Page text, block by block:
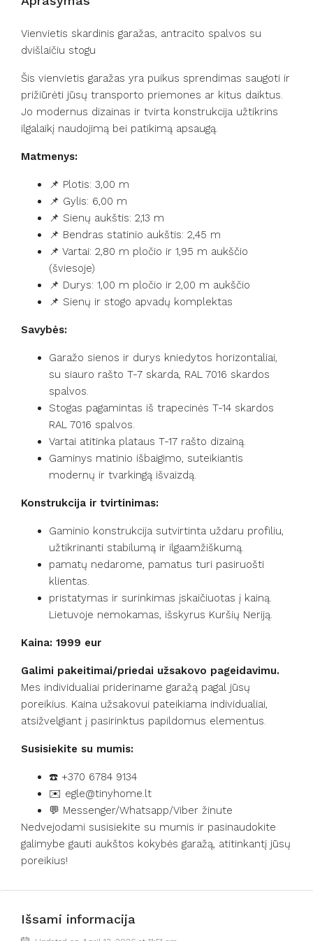
Vienvietis skardinis garažas, antracito spalvos su
dvišlaičiu stogu
Šis vienvietis garažas yra puikus sprendimas saugoti ir
prižiūrėti jūsų transporto priemones ar kitus daiktus.
Jo modernus dizainas ir tvirta konstrukcija užtikrins
ilgalaikį naudojimą bei patikimą apsaugą.
Matmenys:
📌 Plotis: 3,00 m
📌 Gylis: 6,00 m
📌 Sienų aukštis: 2,13 m
📌 Bendras statinio aukštis: 2,45 m
📌 Vartai: 2,80 m pločio ir 1,95 m aukščio
(šviesoje)
📌 Durys: 1,00 m pločio ir 2,00 m aukščio
📌 Sienų ir stogo apvadų komplektas
Savybės:
Garažo sienos ir durys kniedytos horizontaliai,
su siauro rašto T-7 skarda, RAL 7016 skardos
spalvos.
Stogas pagamintas iš trapecinės T-14 skardos
RAL 7016 spalvos.
Vartai atitinka plataus T-17 rašto dizainą.
Gaminys matinio išbaigimo, suteikiantis
modernų ir tvarkingą išvaizdą.
Konstrukcija ir tvirtinimas:
Gaminio konstrukcija sutvirtinta uždaru profiliu,
užtikrinanti stabilumą ir ilgaamžiškumą.
pamatų nedarome, pamatus turi pasiruošti
klientas.
pristatymas ir surinkimas įskaičiuotas į kainą.
Lietuvoje nemokamas, išskyrus Kuršių Neriją.
Kaina: 1999 eur
Galimi pakeitimai/priedai užsakovo pageidavimu.
Mes individualiai prideriname garažą pagal jūsų
poreikius. Kaina užsakovui pateikiama individualiai,
atsižvelgiant į pasirinktus papildomus elementus.
Susisiekite su mumis:
☎️ +370 6784 9134
✉️ egle@tinyhome.lt
💬 Messenger/Whatsapp/Viber žinute
Nedvejodami susisiekite su mumis ir pasinaudokite
galimybe gauti aukštos kokybės garažą, atitinkantį jūsų
poreikius!
Išsami informacija